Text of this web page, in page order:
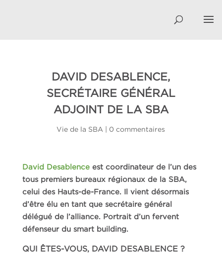
DAVID DESABLENCE,
SECRÉTAIRE GÉNÉRAL
ADJOINT DE LA SBA
Vie de la SBA 0 commentaires
David Desablenceest coordinateur de l’un des
tous premiers bureaux régionaux de la SBA,
celui des Hauts-de-France. Il vient désormais
d’être élu en tant que secrétaire général
délégué de l’alliance. Portrait d’un fervent
défenseur du smart building.
QUI ÊTES-VOUS, DAVID DESABLENCE ?